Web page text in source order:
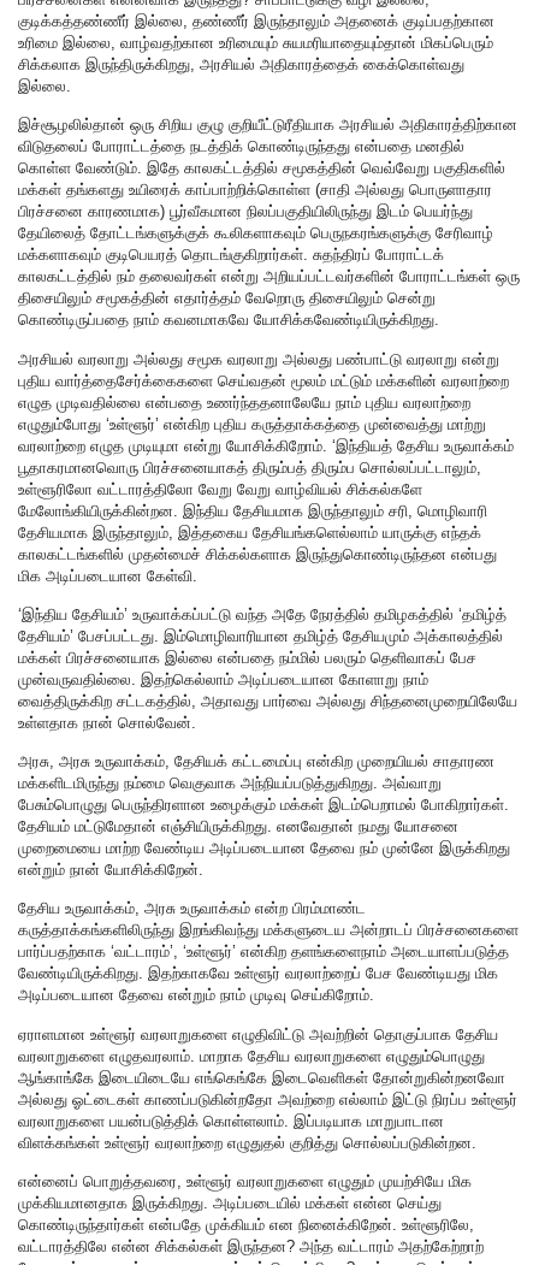
குடிக்கத்தண்ணீர் இல்லை, தண்ணீர் இருந்தாலும் அதனைக் குடிப்பதற்கான
உரிமை இல்லை, வாழ்வதற்கான உரிமையும் சுயமரியாதையும்தான் மிகப்பெரும்
சிக்கலாக இருந்திருக்கிறது, அரசியல் அதிகாரத்தைக் கைக்கொள்வது
இல்லை.
இச்சூழலில்தான் ஒரு சிறிய குழு குறியீட்டுரீதியாக அரசியல் அதிகாரத்திற்கான
விடுதலைப் போராட்டத்தை நடத்திக் கொண்டிருந்தது என்பதை மனதில்
கொள்ள வேண்டும். இதே காலகட்டத்தில் சமூகத்தின் வெவ்வேறு பகுதிகளில்
மக்கள் தங்களது உயிரைக் காப்பாற்றிக்கொள்ள (சாதி அல்லது பொருளாதார
பிரச்சனை காரணமாக) பூர்வீகமான நிலப்பகுதியிலிருந்து இடம் பெயர்ந்து
தேயிலைத் தோட்டங்களுக்குக் கூலிகளாகவும் பெருநகரங்களுக்கு சேரிவாழ்
மக்களாகவும் குடிபெயரத் தொடங்குகிறார்கள். சுதந்திரப் போராட்டக்
காலகட்டத்தில் நம் தலைவர்கள் என்று அறியப்பட்டவர்களின் போராட்டங்கள் ஒரு
திசையிலும் சமூகத்தின் எதார்த்தம் வேறொரு திசையிலும் சென்று
கொண்டிருப்பதை நாம் கவனமாகவே யோசிக்கவேண்டியிருக்கிறது.
அரசியல் வரலாறு அல்லது சமூக வரலாறு அல்லது பண்பாட்டு வரலாறு என்று
புதிய வார்த்தைசேர்க்கைகளை செய்வதன் மூலம் மட்டும் மக்களின் வரலாற்றை
எழுத முடிவதில்லை என்பதை உணர்ந்ததனாலேயே நாம் புதிய வரலாற்றை
எழுதும்போது ‘உள்ளூர்’ என்கிற புதிய கருத்தாக்கத்தை முன்வைத்து மாற்று
வரலாற்றை எழுத முடியுமா என்று யோசிக்கிறோம். ‘இந்தியத் தேசிய உருவாக்கம்
பூதாகரமானவொரு பிரச்சனையாகத் திரும்பத் திரும்ப சொல்லப்பட்டாலும்,
உள்ளூரிலோ வட்டாரத்திலோ வேறு வேறு வாழ்வியல் சிக்கல்களே
மேலோங்கியிருக்கின்றன. இந்திய தேசியமாக இருந்தாலும் சரி, மொழிவாரி
தேசியமாக இருந்தாலும், இத்தகைய தேசியங்களெல்லாம் யாருக்கு எந்தக்
காலகட்டங்களில் முதன்மைச் சிக்கல்களாக இருந்துகொண்டிருந்தன என்பது
மிக அடிப்படையான கேள்வி.
‘இந்திய தேசியம்’ உருவாக்கப்பட்டு வந்த அதே நேரத்தில் தமிழகத்தில் ‘தமிழ்த்
தேசியம்’ பேசப்பட்டது. இம்மொழிவாரியான தமிழ்த் தேசியமும் அக்காலத்தில்
மக்கள் பிரச்சனையாக இல்லை என்பதை நம்மில் பலரும் தெளிவாகப் பேச
முன்வருவதில்லை. இதற்கெல்லாம் அடிப்படையான கோளாறு நாம்
வைத்திருக்கிற சட்டகத்தில், அதாவது பார்வை அல்லது சிந்தனைமுறையிலேயே
உள்ளதாக நான் சொல்வேன்.
அரசு, அரசு உருவாக்கம், தேசியக் கட்டமைப்பு என்கிற முறையியல் சாதாரண
மக்களிடமிருந்து நம்மை வெகுவாக அந்நியப்படுத்துகிறது. அவ்வாறு
பேசும்பொழுது பெருந்திரளான உழைக்கும் மக்கள் இடம்பெறாமல் போகிறார்கள்.
தேசியம் மட்டுமேதான் எஞ்சியிருக்கிறது. எனவேதான் நமது யோசனை
முறைமையை மாற்ற வேண்டிய அடிப்படையான தேவை நம் முன்னே இருக்கிறது
என்றும் நான் யோசிக்கிறேன்.
தேசிய உருவாக்கம், அரசு உருவாக்கம் என்ற பிரம்மாண்ட
கருத்தாக்கங்களிலிருந்து இறங்கிவந்து மக்களுடைய அன்றாடப் பிரச்சனைகளை
பார்ப்பதற்காக ‘வட்டாரம்’, ‘உள்ளூர்’ என்கிற தளங்களைநாம் அடையாளப்படுத்த
வேண்டியிருக்கிறது. இதற்காகவே உள்ளூர் வரலாற்றைப் பேச வேண்டியது மிக
அடிப்படையான தேவை என்றும் நாம் முடிவு செய்கிறோம்.
ஏராளமான உள்ளூர் வரலாறுகளை எழுதிவிட்டு அவற்றின் தொகுப்பாக தேசிய
வரலாறுகளை எழுதவரலாம். மாறாக தேசிய வரலாறுகளை எழுதும்பொழுது
ஆங்காங்கே இடையிடையே எங்கெங்கே இடைவெளிகள் தோன்றுகின்றனவோ
அல்லது ஓட்டைகள் காணப்படுகின்றதோ அவற்றை எல்லாம் இட்டு நிரப்ப உள்ளூர்
வரலாறுகளை பயன்படுத்திக் கொள்ளலாம். இப்படியாக மாறுபாடான
விளக்கங்கள் உள்ளூர் வரலாற்றை எழுதுதல் குறித்து சொல்லப்படுகின்றன.
என்னைப் பொறுத்தவரை, உள்ளூர் வரலாறுகளை எழுதும் முயற்சியே மிக
முக்கியமானதாக இருக்கிறது. அடிப்படையில் மக்கள் என்ன செய்து
கொண்டிருந்தார்கள் என்பதே முக்கியம் என நினைக்கிறேன். உள்ளூரிலே,
வட்டாரத்திலே என்ன சிக்கல்கள் இருந்தன? அந்த வட்டாரம் அதற்கேற்றாற்